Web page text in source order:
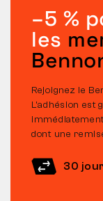
–5 %
les
Rejoignez le
L’adhésion
dont une
30